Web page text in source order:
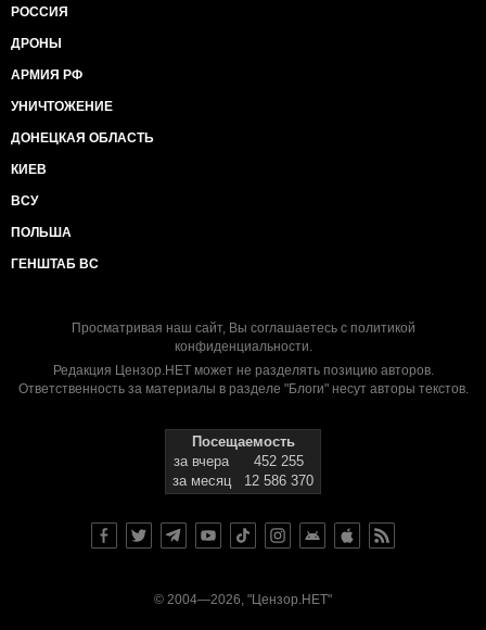
РОССИЯ
ДРОНЫ
АРМИЯ РФ
УНИЧТОЖЕНИЕ
ДОНЕЦКАЯ ОБЛАСТЬ
КИЕВ
ВСУ
ПОЛЬША
ГЕНШТАБ ВС
Просматривая наш сайт, Вы соглашаетесь с политикой
конфиденциальности.
Редакция Цензор.НЕТ может не разделять позицию авторов.
Ответственность за материалы в разделе "Блоги" несут авторы текстов.
Посещаемость
за вчера
452 255
за месяц
12 586 370
© 2004—2026, "Цензор.НЕТ"